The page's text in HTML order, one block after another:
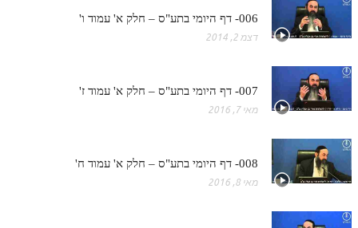
006- דף היומי בתע"ס – חלק א' עמוד ו'
דצמ 2, 2014
007- דף היומי בתע"ס – חלק א' עמוד ז'
מאי 7, 2016
008- דף היומי בתע"ס – חלק א' עמוד ח'
מאי 8, 2016